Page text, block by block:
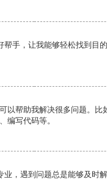
帮手，让我能够轻松找到目
以帮助我解决很多问题。比
编写代码等。
业，遇到问题总是能够及时